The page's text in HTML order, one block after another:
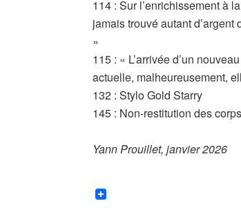
114 : Sur l’enrichissement à
jamais trouvé autant
»
115 : « L’arrivée d’un
actuelle, malheureusement,
132 : Stylo Gold Starry
145 : Non-restitution des corps
Yann Prouillet, janvier 2026